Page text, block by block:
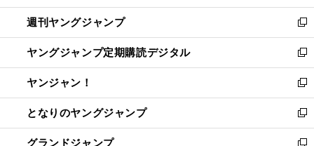
開
く
ウ
で
開
く
ン
ド
ウ
で
開
く
ウ
ィ
ン
ド
ウ
で
開
く
週刊ヤングジャンプ
新
し
い
ウ
ィ
ン
ド
ウ
で
ヤングジャンプ定期購読デジタル
新
し
い
ウ
ィ
ン
ヤンジャン！
新
し
い
ウ
となりのヤングジャンプ
新
し
グランドジャンプ